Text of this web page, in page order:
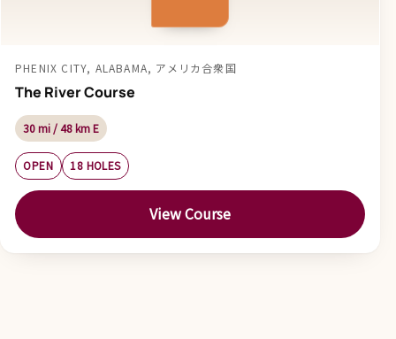
PHENIX CITY, ALABAMA, アメリカ合衆国
The River Course
30 mi / 48 km E
OPEN 18 HOLES
View Course